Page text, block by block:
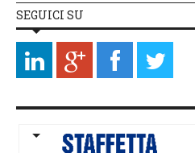
SEGUICI SU